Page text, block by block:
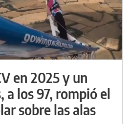
en 2025 y un
a los 97, rompió el
sobre las alas